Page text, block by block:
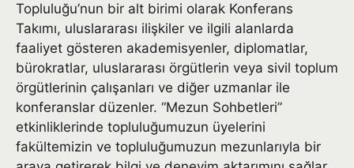
Topluluğu’nun bir alt birimi olarak Konferans
Takımı, uluslararası ilişkiler ve ilgili alanlarda
faaliyet gösteren akademisyenler, diplomatlar,
bürokratlar, uluslararası örgütlerin veya sivil toplum
örgütlerinin çalışanları ve diğer uzmanlar ile
konferanslar düzenler. “Mezun Sohbetleri”
etkinliklerinde topluluğumuzun üyelerini
fakültemizin ve topluluğumuzun mezunlarıyla bir